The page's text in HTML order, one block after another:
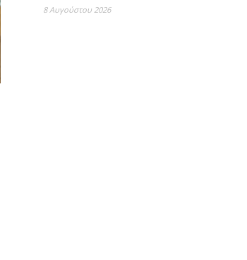
8 Αυγούστου 2026